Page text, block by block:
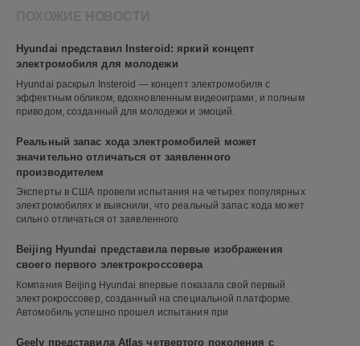
Hyundai представил Insteroid: яркий концепт
электромобиля для молодежи
Hyundai раскрыл Insteroid — концепт электромобиля с
эффектным обликом, вдохновленным видеоиграми, и полным
приводом, созданный для молодежи и эмоций.
Реальный запас хода электромобилей может
значительно отличаться от заявленного
производителем
Эксперты в США провели испытания на четырех популярных
электромобилях и выяснили, что реальный запас хода может
сильно отличаться от заявленного
Beijing Hyundai представила первые изображения
своего первого электрокроссовера
Компания Beijing Hyundai впервые показала свой первый
электрокроссовер, созданный на специальной платформе.
Автомобиль успешно прошел испытания при
Geely представила Atlas четвертого поколения с